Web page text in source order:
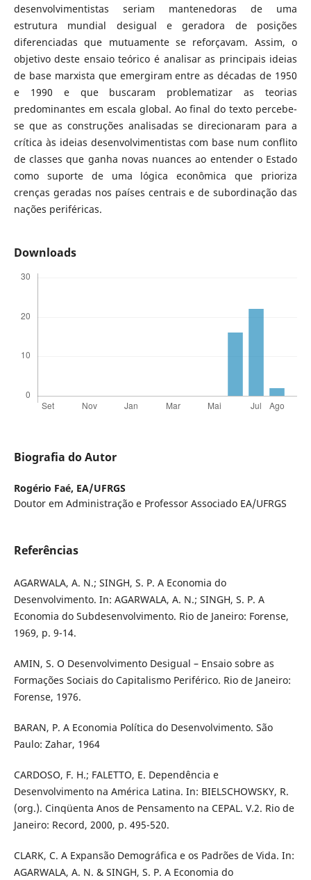
desenvolvimentistas seriam mantenedoras de uma
estrutura mundial desigual e geradora de posições
diferenciadas que mutuamente se reforçavam. Assim, o
objetivo deste ensaio teórico é analisar as principais ideias
de base marxista que emergiram entre as décadas de 1950
e 1990 e que buscaram problematizar as teorias
predominantes em escala global. Ao final do texto percebe-
se que as construções analisadas se direcionaram para a
crítica às ideias desenvolvimentistas com base num conflito
de classes que ganha novas nuances ao entender o Estado
como suporte de uma lógica econômica que prioriza
crenças geradas nos países centrais e de subordinação das
nações periféricas.
Downloads
Biografia do Autor
Rogério Faé, EA/UFRGS
Doutor em Administração e Professor Associado EA/UFRGS
Referências
AGARWALA, A. N.; SINGH, S. P. A Economia do
Desenvolvimento. In: AGARWALA, A. N.; SINGH, S. P. A
Economia do Subdesenvolvimento. Rio de Janeiro: Forense,
1969, p. 9-14.
AMIN, S. O Desenvolvimento Desigual – Ensaio sobre as
Formações Sociais do Capitalismo Periférico. Rio de Janeiro:
Forense, 1976.
BARAN, P. A Economia Política do Desenvolvimento. São
Paulo: Zahar, 1964
CARDOSO, F. H.; FALETTO, E. Dependência e
Desenvolvimento na América Latina. In: BIELSCHOWSKY, R.
(org.). Cinqüenta Anos de Pensamento na CEPAL. V.2. Rio de
Janeiro: Record, 2000, p. 495-520.
CLARK, C. A Expansão Demográfica e os Padrões de Vida. In:
AGARWALA, A. N. & SINGH, S. P. A Economia do